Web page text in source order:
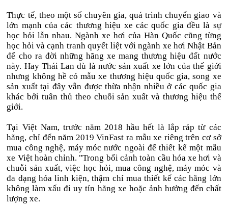
Thực tế, theo một số chuyên gia, quá trình chuyển giao và
lớn mạnh của các thương hiệu xe các quốc gia đều là sự
học hỏi lẫn nhau. Ngành xe hơi của Hàn Quốc cũng từng
học hỏi và cạnh tranh quyết liệt với ngành xe hơi Nhật Bản
để cho ra đời những hãng xe mang thương hiệu đất nước
này. Hay Thái Lan dù là nước sản xuất xe lớn của thế giới
nhưng không hề có mẫu xe thương hiệu quốc gia, song xe
sản xuất tại đây vẫn được thừa nhận nhiều ở các quốc gia
khác bởi tuân thủ theo chuỗi sản xuất và thương hiệu thế
giới.
Tại Việt Nam, trước năm 2018 hầu hết là lắp ráp từ các
hãng, chỉ đến năm 2019 VinFast ra mẫu xe riêng trên cơ sở
mua công nghệ, máy móc nước ngoài để thiết kế một mẫu
xe Việt hoàn chỉnh. "Trong bối cảnh toàn cầu hóa xe hơi và
chuỗi sản xuất, việc học hỏi, mua công nghệ, máy móc và
đa dạng hóa linh kiện, thậm chí mua thiết kế các hãng lớn
không làm xấu đi uy tín hãng xe hoặc ảnh hưởng đến chất
lượng xe.